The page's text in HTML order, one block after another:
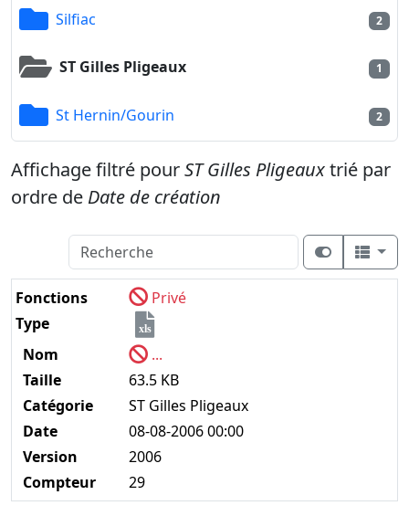
Silfiac 2
ST Gilles Pligeaux 1
St Hernin/Gourin 2
Affichage filtré pourST Gilles Pligeauxtrié par
ordre de Date de création
Fonctions
Privé
Type
xls
Nom
...
Taille
63.5 KB
Catégorie
ST Gilles Pligeaux
Date
08-08-2006 00:00
Version
2006
Compteur
29